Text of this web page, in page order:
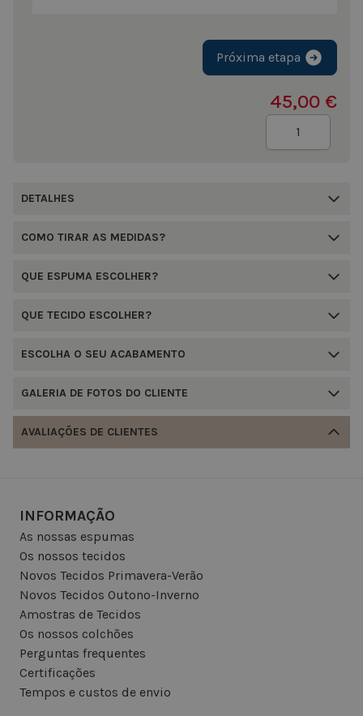
Próxima etapa
45,00 €
Quantidade
DETALHES
COMO TIRAR AS MEDIDAS?
QUE ESPUMA ESCOLHER?
QUE TECIDO ESCOLHER?
ESCOLHA O SEU ACABAMENTO
GALERIA DE FOTOS DO CLIENTE
AVALIAÇÕES DE CLIENTES
INFORMAÇÃO
As nossas espumas
Os nossos tecidos
Novos Tecidos Primavera-Verão
Novos Tecidos Outono-Inverno
Amostras de Tecidos
Os nossos colchões
Perguntas frequentes
Certificações
Tempos e custos de envio